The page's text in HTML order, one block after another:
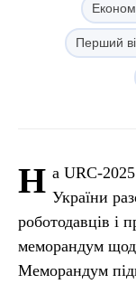
Перший
Н а URC-
України
роботодавців і
меморандум
Меморандум